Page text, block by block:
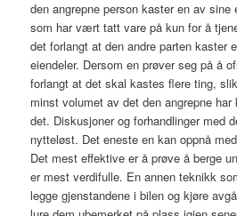
den angrepne person kaster en av sine
som har vært tatt vare på kun for å
det forlangt at den andre parten kaster
eiendeler. Dersom en prøver seg på å
forlangt at det skal kastes flere ting,
minst volumet av det den angrepne
det. Diskusjoner og forhandlinger med
nytteløst. Det eneste en kan oppnå
Det mest effektive er å prøve å berge
er mest verdifulle. En annen teknikk
legge gjenstandene i bilen og kjøre